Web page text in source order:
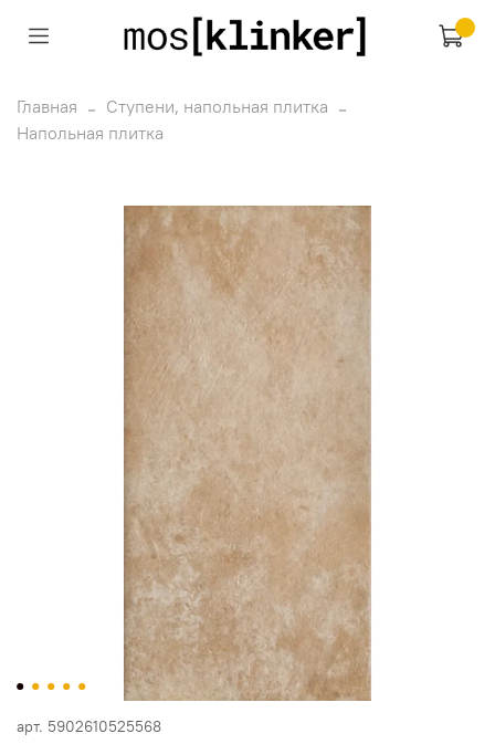
Главная
Ступени, напольная плитка
Напольная плитка
арт. 5902610525568